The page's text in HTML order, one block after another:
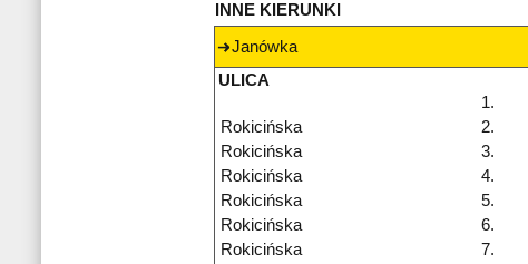
INNE KIERUNKI
Janówka
ULICA
1.
Rokicińska
2.
Rokicińska
3.
Rokicińska
4.
Rokicińska
5.
Rokicińska
6.
Rokicińska
7.